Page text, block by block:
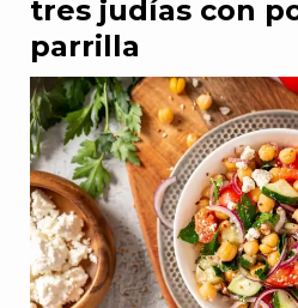
tres judías con
parrilla